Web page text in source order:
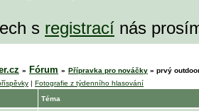
s registrací nás
» Fórum » Přípravka pro nováčky » prvý
| Fotografie z týdenního hlasování
Téma